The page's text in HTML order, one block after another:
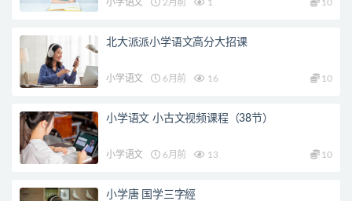
小学语文 2月前 1 10
北大派派小学语文高分大招课
小学语文 6月前 16 10
小学语文 小古文视频课程（38节）
小学语文 6月前 13 10
小学唐 国学三字經